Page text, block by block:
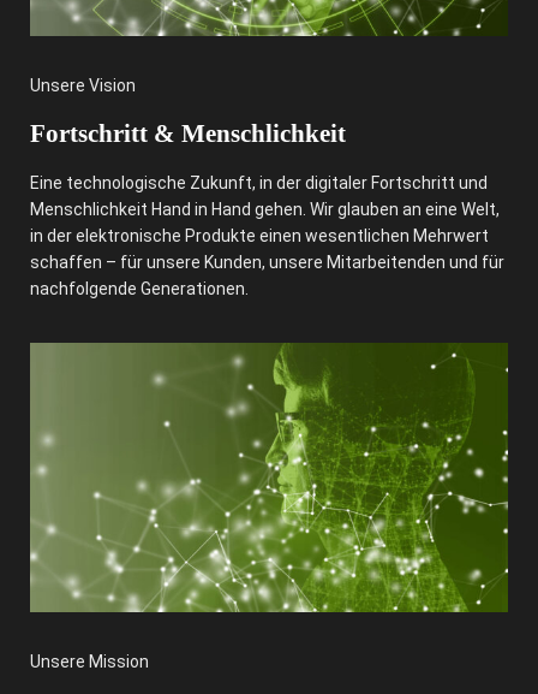
Unsere Vision
Fortschritt & Menschlichkeit
Eine technologische Zukunft, in der digitaler Fortschritt und
Menschlichkeit Hand in Hand gehen. Wir glauben an eine Welt,
in der elektronische Produkte einen wesentlichen Mehrwert
schaffen – für unsere Kunden, unsere Mitarbeitenden und für
nachfolgende Generationen.
Unsere Mission